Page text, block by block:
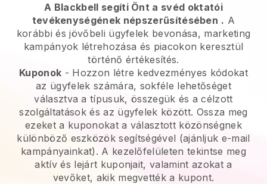
A Blackbell segíti Önt a svéd oktatói
tevékenységének népszerűsítésében . A
korábbi és jövőbeli ügyfelek bevonása, marketing
kampányok létrehozása és piacokon keresztül
történő értékesítés.
Kuponok - Hozzon létre kedvezményes kódokat
az ügyfelek számára, sokféle lehetőséget
választva a típusuk, összegük és a célzott
szolgáltatások és az ügyfelek között. Ossza meg
ezeket a kuponokat a választott közönségnek
különböző eszközök segítségével (ajánljuk e-mail
kampányainkat). A kezelőfelületen tekintse meg
aktív és lejárt kuponjait, valamint azokat a
vevőket, akik megvették a kupont.